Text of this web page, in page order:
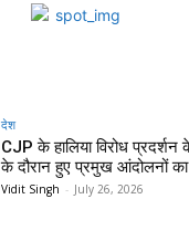
देश
CJP के हालिया विरोध प्रदर्शन
के दौरान हुए प्रमुख आंदोलनों का
Vidit Singh - July 26, 2026